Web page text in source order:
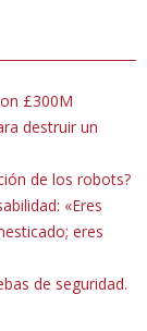
£300M
destruir un
de los robots?
«Eres
eres
de seguridad.